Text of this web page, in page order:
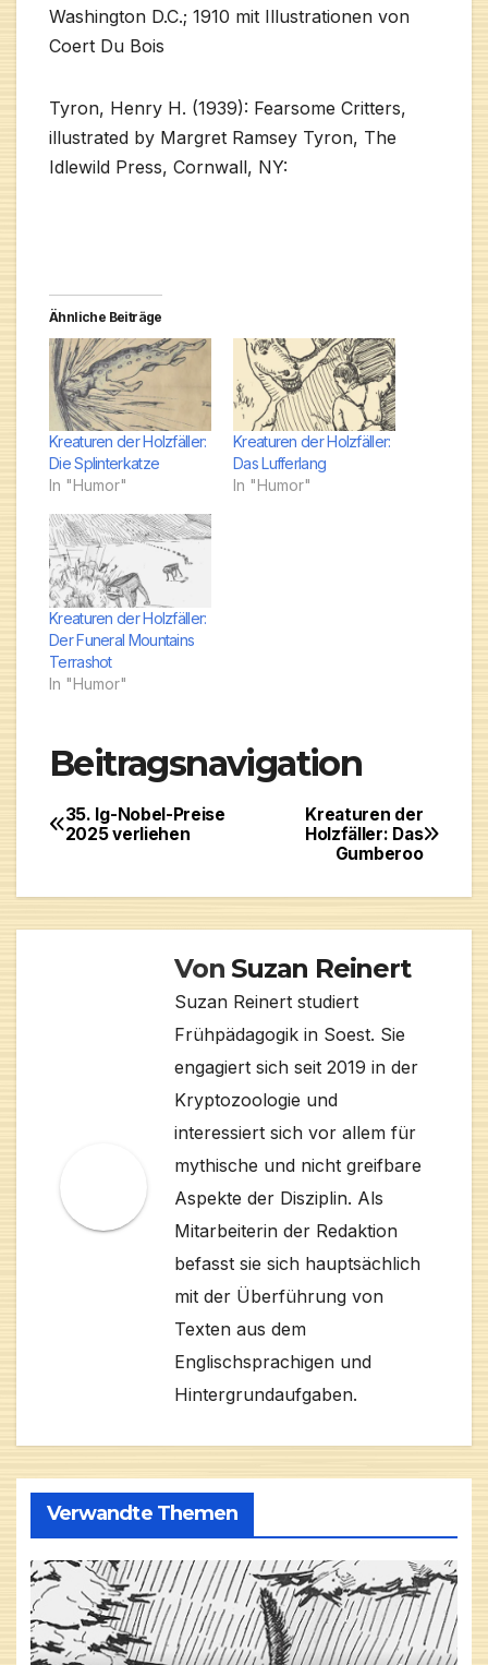
Washington D.C.; 1910 mit Illustrationen von
Coert Du Bois
Tyron, Henry H. (1939): Fearsome Critters,
illustrated by Margret Ramsey Tyron, The
Idlewild Press, Cornwall, NY:
Ähnliche Beiträge
Kreaturen der Holzfäller:
Die Splinterkatze
In "Humor"
Kreaturen der Holzfäller:
Das Lufferlang
In "Humor"
Kreaturen der Holzfäller:
Der Funeral Mountains
Terrashot
In "Humor"
Beitragsnavigation
Kreaturen der
Holzfäller: Das
Gumberoo
35. Ig-Nobel-Preise
2025 verliehen
Von Suzan Reinert
Suzan Reinert studiert
Frühpädagogik in Soest. Sie
engagiert sich seit 2019 in der
Kryptozoologie und
interessiert sich vor allem für
mythische und nicht greifbare
Aspekte der Disziplin. Als
Mitarbeiterin der Redaktion
befasst sie sich hauptsächlich
mit der Überführung von
Texten aus dem
Englischsprachigen und
Hintergrundaufgaben.
Verwandte Themen